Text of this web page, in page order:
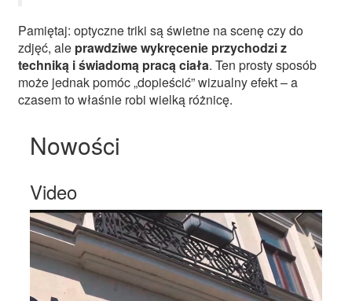
Pamiętaj: optyczne triki są świetne na scenę czy do
zdjęć, ale prawdziwe wykręcenie przychodzi z
techniką i świadomą pracą ciała. Ten prosty sposób
może jednak pomóc „dopieścić” wizualny efekt – a
czasem to właśnie robi wielką różnicę.
Nowości
Video